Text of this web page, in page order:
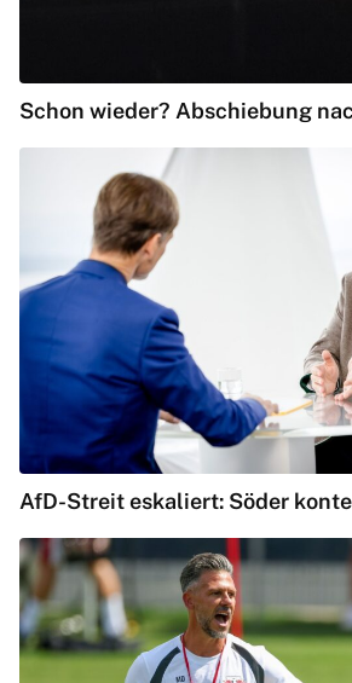
Schon wieder? Abschiebung
AfD-Streit eskaliert: Söder